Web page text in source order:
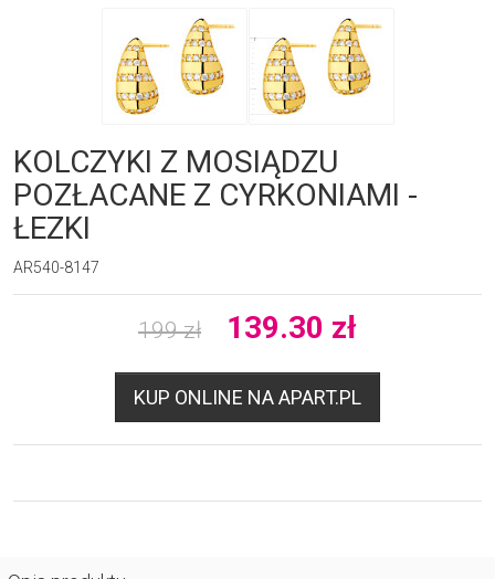
KOLCZYKI Z MOSIĄDZU
POZŁACANE Z CYRKONIAMI -
ŁEZKI
AR540-8147
199 zł 139.30 zł
KUP ONLINE NA APART.PL